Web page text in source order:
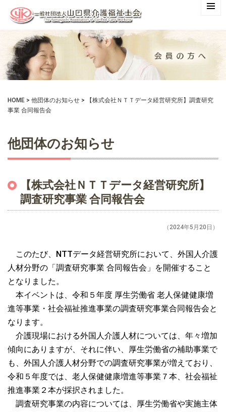
HOME > 他団体のお知らせ >
【株式会社ＮＴＴデータ経営研究所】調査研究
事業 合同報告会
他団体のお知らせ
【株式会社ＮＴＴデータ経営研究所】
調査研究事業 合同報告会
（2024年5月20日）
このたび、 NTTデータ経営研究所において、外国人介護
人材分野の「調査研究事業 合同報告会」を開催すること
となりました。
本イベントは、令和５年度 厚生労働省 老人保健健康増
進等事業・社会福祉推進事業の調査研究事業合同報告会と
なります。
介護現場における外国人介護人材については、年々増加
傾向にありますが、それに伴い、厚生労働省の補助事業で
も、外国人介護人材分野での調査研究事業が増えており、
令和５年度では、老人保健健康増進等事業７本、社会福祉
推進事業２本が採択されました。
調査研究事業の内容については、厚生労働省や実施主体